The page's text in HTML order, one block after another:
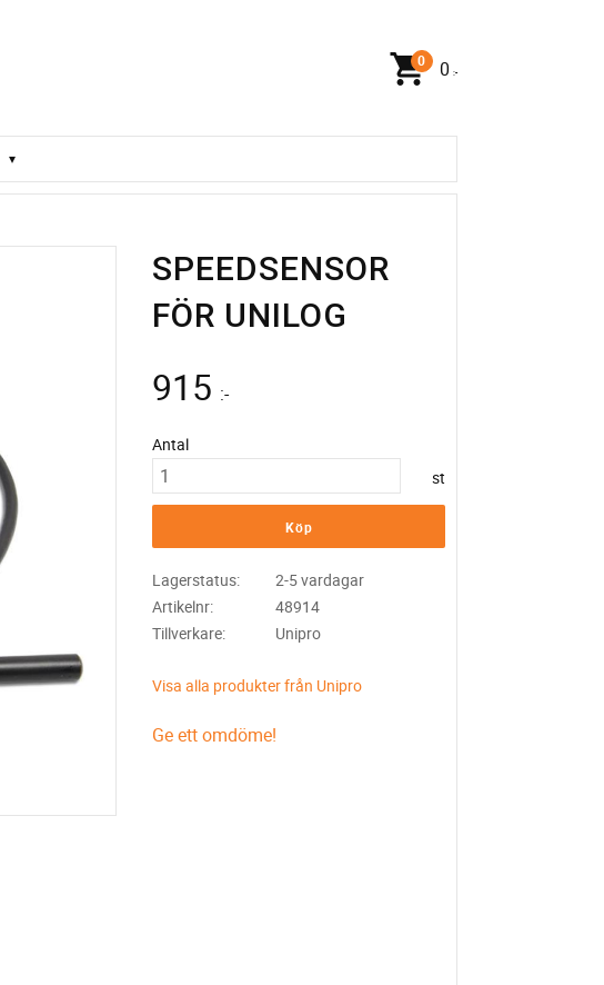
0 :-
SPEEDSENSOR
FÖR UNILOG
915 :-
Antal
st
Köp
Lagerstatus
2-5 vardagar
Artikelnr
48914
Tillverkare
Unipro
Visa alla produkter från Unipro
Ge ett omdöme!